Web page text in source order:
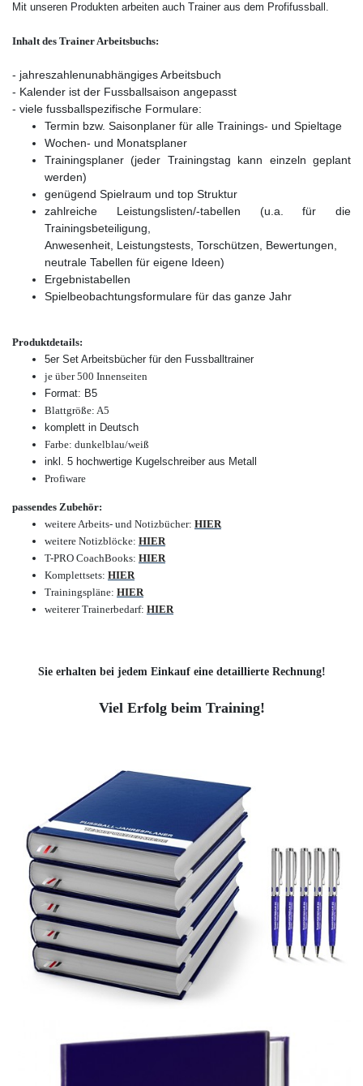
Mit unseren Produkten arbeiten auch Trainer aus dem Profifussball.
Inhalt des Trainer Arbeitsbuchs:
- jahreszahlenunabhängiges Arbeitsbuch
- Kalender ist der Fussballsaison angepasst
- viele fussballspezifische Formulare:
Termin bzw. Saisonplaner für alle Trainings- und Spieltage
Wochen- und Monatsplaner
Trainingsplaner (jeder Trainingstag kann einzeln geplant
werden)
genügend Spielraum und top Struktur
zahlreiche Leistungslisten/-tabellen (u.a. für die
Trainingsbeteiligung,
Anwesenheit, Leistungstests, Torschützen, Bewertungen,
neutrale Tabellen für eigene Ideen)
Ergebnistabellen
Spielbeobachtungsformulare für das ganze Jahr
Produktdetails:
5er Set Arbeitsbücher für den Fussballtrainer
je über 500 Innenseiten
Format: B5
Blattgröße: A5
komplett in Deutsch
Farbe: dunkelblau/weiß
inkl. 5 hochwertige Kugelschreiber aus Metall
Profiware
passendes Zubehör:
weitere Arbeits- und Notizbücher: HIER
weitere Notizblöcke: HIER
T-PRO CoachBooks: HIER
Komplettsets: HIER
Trainingspläne: HIER
weiterer Trainerbedarf: HIER
Sie erhalten bei jedem Einkauf eine detaillierte Rechnung!
Viel Erfolg beim Training!